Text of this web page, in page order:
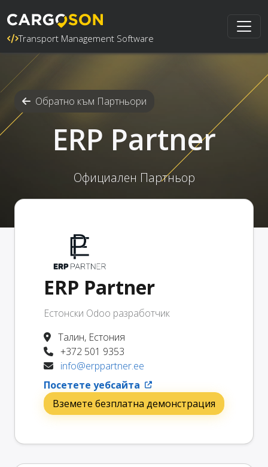
Transport Management Software
Обратно към Партньори
ERP Partner
Официален Партньор
ERP Partner
Естонски Odoo разработчик
Талин, Естония
+372 501 9353
info@erppartner.ee
Посетете уебсайта
Вземете безплатна демонстрация